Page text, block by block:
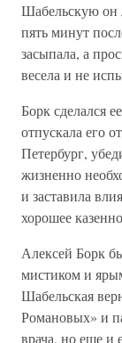
Шабельскую он
пять минут
засыпала, а
весела и не
Борк сделался
отпускала его
Петербург,
жизненно
и заставила
хорошее
Алексей Борк
мистиком и
Шабельская
Романовых» и
врача, но еще